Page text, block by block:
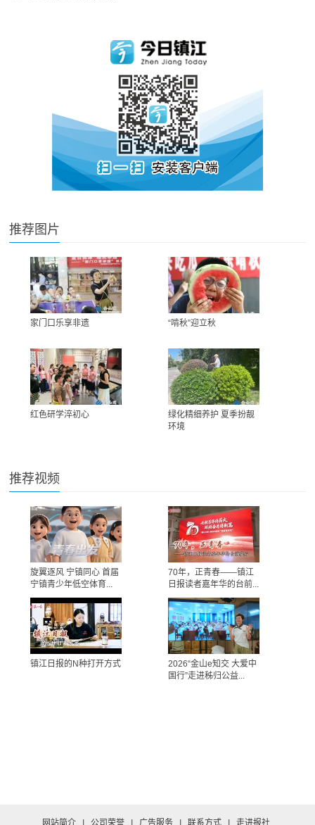
推荐图片
家门口乐享非遗 “啃秋”迎立秋
红色研学淬初心
绿化精细养护 夏季扮靓
环境
推荐视频
旋翼逐风 宁镇同心 首届
宁镇青少年低空体育...
70年，正青春——镇江
日报读者嘉年华的台前...
镇江日报的N种打开方式
2026“金山e知交 大爱中
国行”走进秭归公益...
网站简介 | 公司荣誉 | 广告服务 | 联系方式 | 走进报社